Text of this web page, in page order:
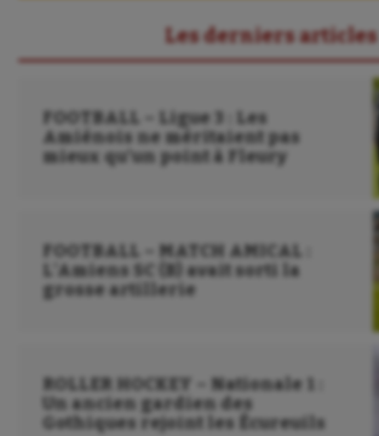
Sarbacane
Sport adapté
Sport-entreprise
Tir
Tir à l'arc
Les derniers articles
FOOTBALL – Ligue 3 : Les
Amiénois ne méritaient pas
mieux qu’un point à Fleury
FOOTBALL – MATCH AMICAL :
L’Amiens SC (B) avait sorti la
grosse artillerie
ROLLER HOCKEY – Nationale 1 :
Un ancien gardien des
Gothiques rejoint les Écureuils